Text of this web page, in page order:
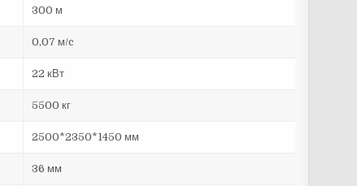
300 м
0,07 м/c
22 кВт
5500 кг
2500*2350*1450 мм
36 мм